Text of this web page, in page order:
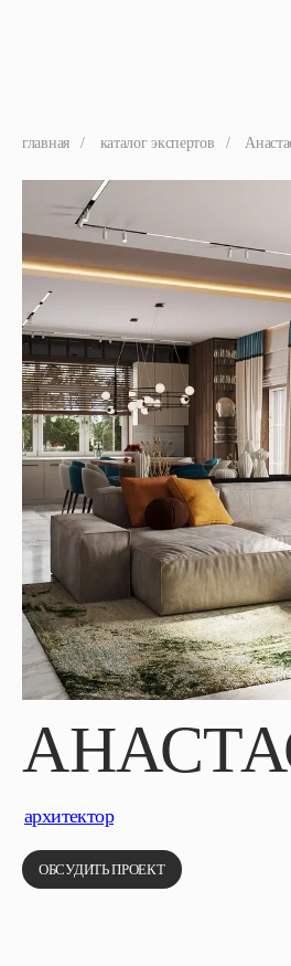
главная / каталог экспертов /
архитектор
ОБСУДИТЬ ПРОЕКТ